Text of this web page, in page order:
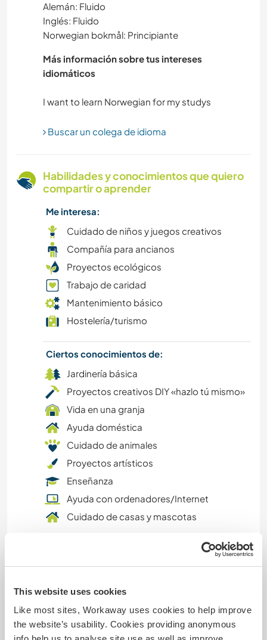
This website uses cookies
Like most sites, Workaway uses cookies to help improve
the website’s usability. Cookies providing anonymous
BRICOLAJE Y MANUALIDADES
MÚSICA
COCINA Y ALIMENTACIÓN
BLOGGING
ARTES ESCÉNICAS
DIBUJO Y PINTURA
NATURALEZA
ACAMPADA
BAILE
MONTAÑA
DEPORTES DE INVIERNO
ACTIVIDADES AL AIRE LIBRE
Alemán: Fluido
Inglés: Fluido
Norwegian bokmål: Principiante
Más información sobre tus intereses
idiomáticos
Buscar un colega de idioma
Habilidades y conocimientos que quiero
compartir o aprender
Me interesa:
Cuidado de niños y juegos creativos
Compañía para ancianos
Proyectos ecológicos
Trabajo de caridad
Mantenimiento básico
Hostelería/turismo
Ciertos conocimientos de:
Jardinería básica
Proyectos creativos DIY «hazlo tú mismo»
Vida en una granja
Ayuda doméstica
Cuidado de animales
Proyectos artísticos
Enseñanza
Ayuda con ordenadores/Internet
Cuidado de casas y mascotas
Cocinar para toda la familia
Idiomas
Que habilidades tienes?